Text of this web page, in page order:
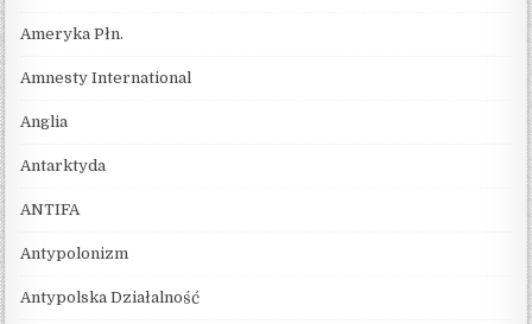
Ameryka Płn.
Amnesty International
Anglia
Antarktyda
ANTIFA
Antypolonizm
Antypolska Działalność